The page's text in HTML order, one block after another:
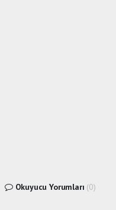
Okuyucu Yorumları (0)